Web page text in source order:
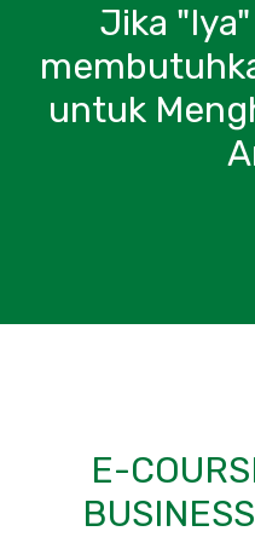
Jika
untuk
E-